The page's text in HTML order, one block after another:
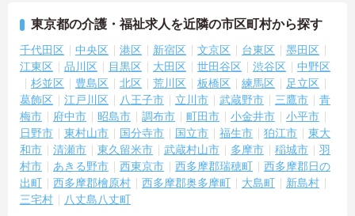
東京都の介護・福祉求人を近隣の市区町村から探す
千代田区 中央区 港区 新宿区 文京区 台東区
墨田区
江東区
品川区 目黒区 大田区 世田谷区 渋谷区
中野区
杉並区
豊島区 北区 荒川区 板橋区 練馬区
足立区
葛飾区
江戸川区 八王子市 立川市 武蔵野市 三鷹市
青
梅市
府中市 昭島市 調布市 町田市 小金井市
小平市
日野市
東村山市 国分寺市 国立市 福生市 狛江市
東大
和市
清瀬市 東久留米市 武蔵村山市 多摩市 稲城市
羽
村市
あきる野市 西東京市 西多摩郡瑞穂町
西多摩郡日の
出町
西多摩郡檜原村 西多摩郡奥多摩町 大島町
新島村
三宅村
八丈島八丈町